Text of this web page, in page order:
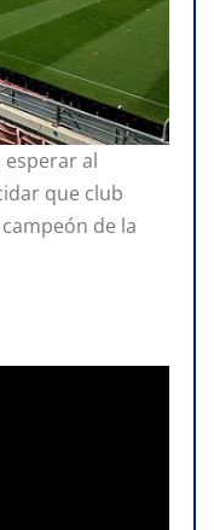
esperar al
que club
de la